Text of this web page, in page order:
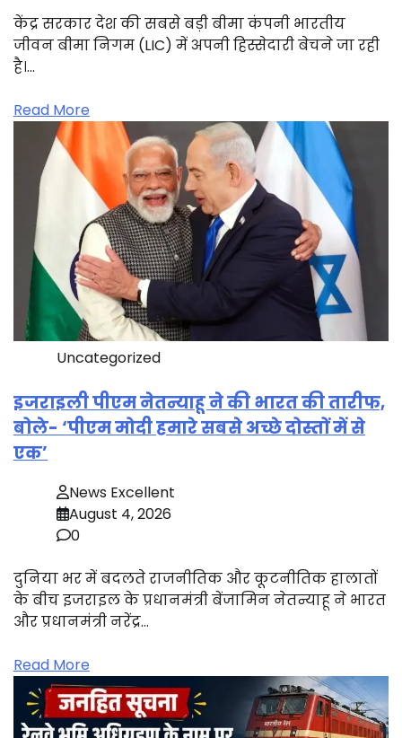
केंद्र सरकार देश की सबसे बड़ी बीमा कंपनी भारतीय
जीवन बीमा निगम (LIC) में अपनी हिस्सेदारी बेचने जा रही
है।…
Read More
Uncategorized
इजराइली पीएम नेतन्याहू ने की भारत की तारीफ,
बोले- ‘पीएम मोदी हमारे सबसे अच्छे दोस्तों में से
एक’
News Excellent
August 4, 2026
0
दुनिया भर में बदलते राजनीतिक और कूटनीतिक हालातों
के बीच इजराइल के प्रधानमंत्री बेंजामिन नेतन्याहू ने भारत
और प्रधानमंत्री नरेंद्र…
Read More